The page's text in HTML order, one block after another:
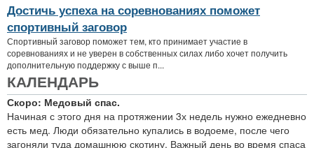
Достичь успеха на соревнованиях поможет
спортивный заговор
Спортивный заговор поможет тем, кто принимает участие в
соревнованиях и не уверен в собственных силах либо хочет получить
дополнительную поддержку с выше п...
КАЛЕНДАРЬ
Скоро: Медовый спас.
Начиная с этого дня на протяжении 3х недель нужно ежедневно
есть мед. Люди обязательно купались в водоеме, после чего
загоняли туда домашнюю скотину. Важный день во время спаса